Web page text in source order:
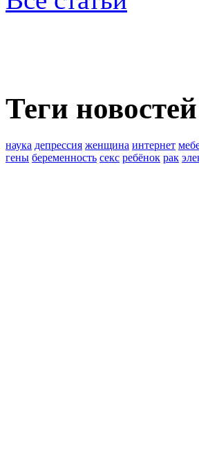
Теги новостей
наука депрессия женщина интернет
гены беременность секс ребёнок рак